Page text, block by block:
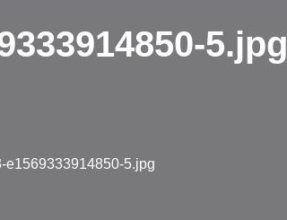
5.jpg
e1569333914850-5.jpg